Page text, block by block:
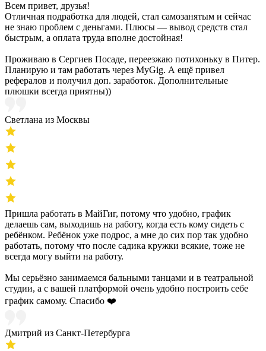
Всем привет, друзья!
Отличная подработка для людей, стал самозанятым и сейчас
не знаю проблем с деньгами. Плюсы — вывод средств стал
быстрым, а оплата труда вполне достойная!
Проживаю в Сергиев Посаде, переезжаю потихоньку в Питер.
Планирую и там работать через MyGig. А ещё привел
рефералов и получил доп. заработок. Дополнительные
плюшки всегда приятны))
Светлана из Москвы
Пришла работать в МайГиг, потому что удобно, график
делаешь сам, выходишь на работу, когда есть кому сидеть с
ребёнком. Ребёнок уже подрос, а мне до сих пор так удобно
работать, потому что после садика кружки всякие, тоже не
всегда могу выйти на работу.
Мы серьёзно занимаемся бальными танцами и в театральной
студии, а с вашей платформой очень удобно построить себе
график самому. Спасибо ❤️
Дмитрий из Санкт-Петербурга